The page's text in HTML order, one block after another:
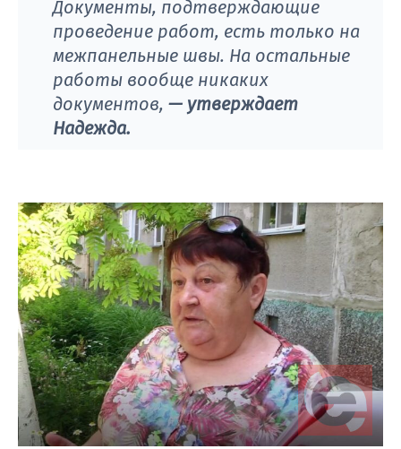
Документы, подтверждающие
проведение работ, есть только на
межпанельные швы. На остальные
работы вообще никаких
документов, — утверждает
Надежда.